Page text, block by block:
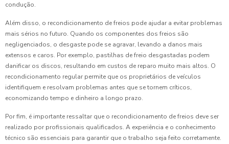
condução.
Além disso, o recondicionamento de freios pode ajudar a evitar problemas
mais sérios no futuro. Quando os componentes dos freios são
negligenciados, o desgaste pode se agravar, levando a danos mais
extensos e caros. Por exemplo, pastilhas de freio desgastadas podem
danificar os discos, resultando em custos de reparo muito mais altos. O
recondicionamento regular permite que os proprietários de veículos
identifiquem e resolvam problemas antes que se tornem críticos,
economizando tempo e dinheiro a longo prazo.
Por fim, é importante ressaltar que o recondicionamento de freios deve ser
realizado por profissionais qualificados. A experiência e o conhecimento
técnico são essenciais para garantir que o trabalho seja feito corretamente.